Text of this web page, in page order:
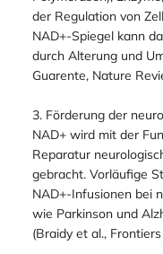
2. Verbesserung der
Stressantwort
NAD+ aktiviert
der Regulation von
NAD+-Spiegel kann
durch Alterung und
Guarente, Nature
3. Förderung der
NAD+ wird mit der